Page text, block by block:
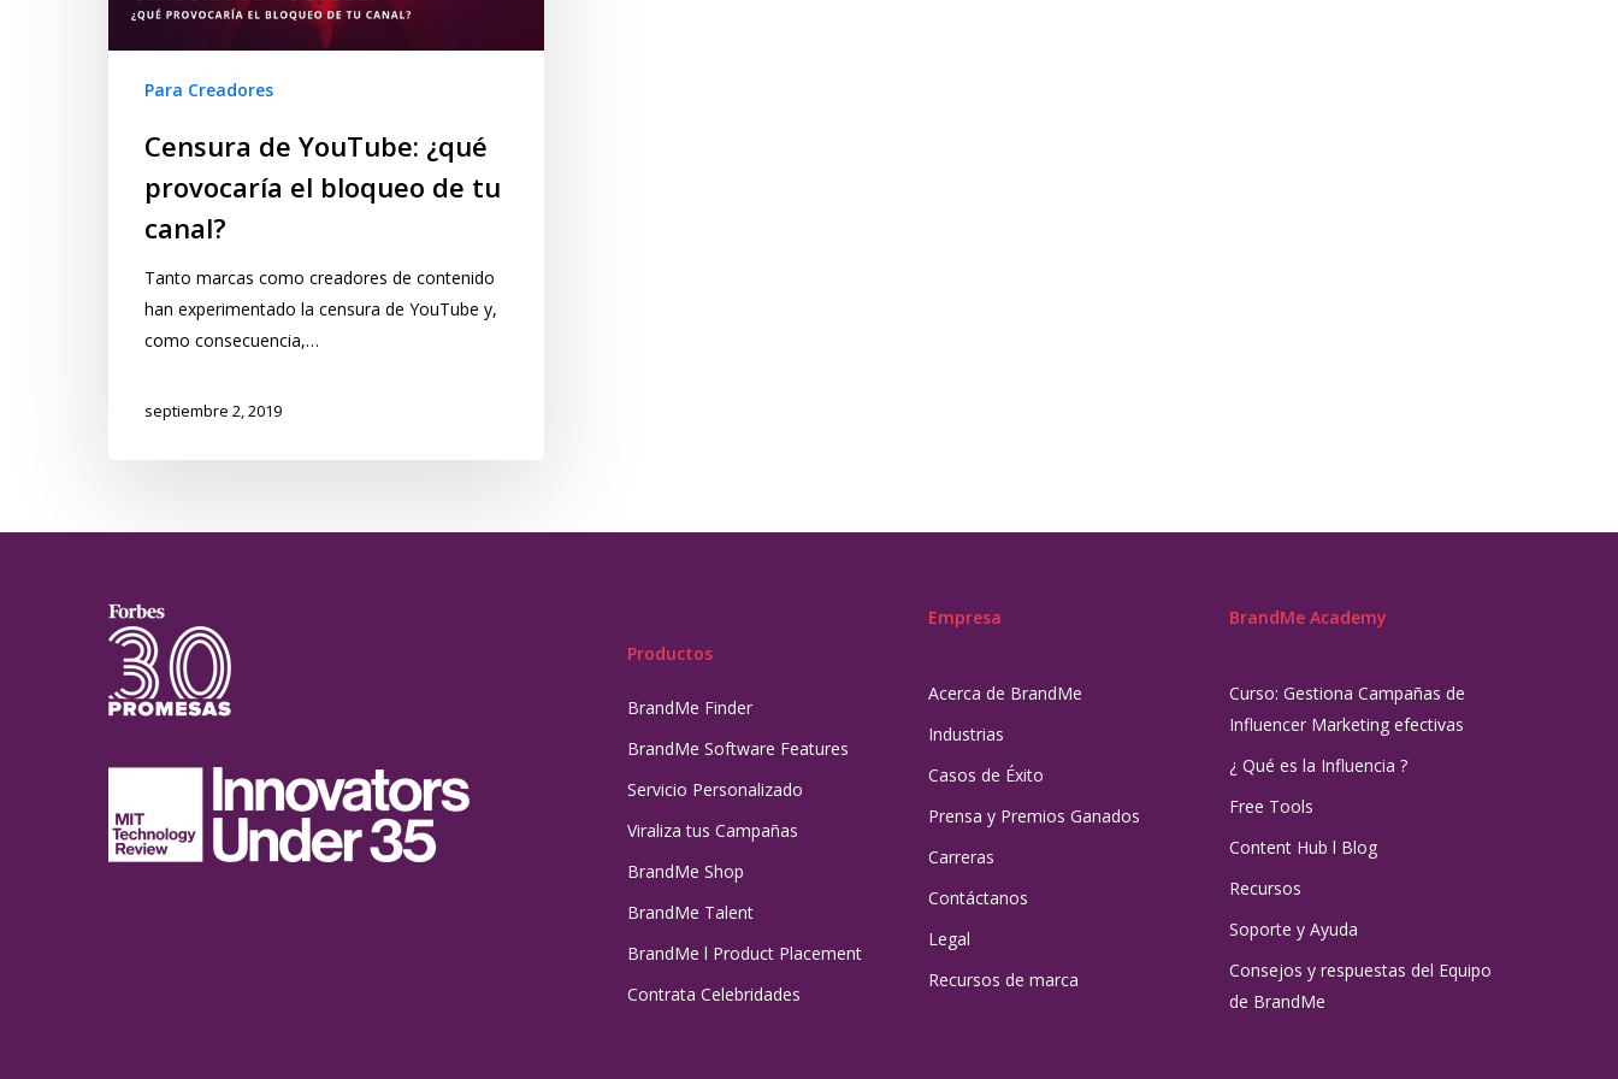
Para Creadores
Censura de YouTube: ¿qué
provocaría el bloqueo de tu
canal?
Tanto marcas como creadores de contenido
han experimentado la censura de YouTube y,
como consecuencia,…
septiembre 2, 2019
Productos
BrandMe Finder
BrandMe Software Features
Servicio Personalizado
Viraliza tus Campañas
BrandMe Shop
BrandMe Talent
BrandMe l Product Placement
Contrata Celebridades
Empresa
Acerca de BrandMe
Industrias
Casos de Éxito
Prensa y Premios Ganados
Carreras
Contáctanos
Legal
Recursos de marca
BrandMe Academy
Curso: Gestiona Campañas de
Influencer Marketing efectivas
¿ Qué es la Influencia ?
Free Tools
Content Hub l Blog
Recursos
Soporte y Ayuda
Consejos y respuestas del Equipo
de BrandMe